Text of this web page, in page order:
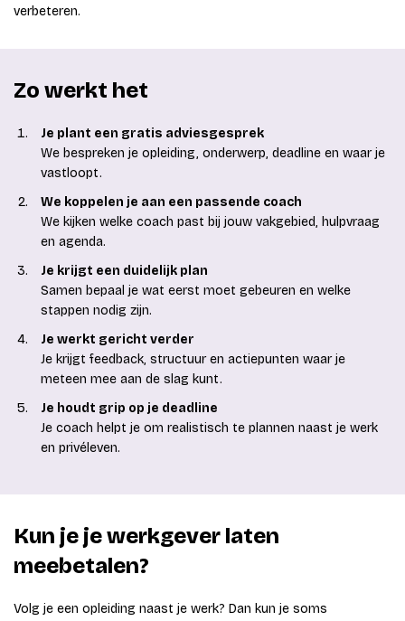
verbeteren.
Zo werkt het
Je plant een gratis adviesgesprek
We bespreken je opleiding, onderwerp, deadline en waar je
vastloopt.
We koppelen je aan een passende coach
We kijken welke coach past bij jouw vakgebied, hulpvraag
en agenda.
Je krijgt een duidelijk plan
Samen bepaal je wat eerst moet gebeuren en welke
stappen nodig zijn.
Je werkt gericht verder
Je krijgt feedback, structuur en actiepunten waar je
meteen mee aan de slag kunt.
Je houdt grip op je deadline
Je coach helpt je om realistisch te plannen naast je werk
en privéleven.
Kun je je werkgever laten
meebetalen?
Volg je een opleiding naast je werk? Dan kun je soms